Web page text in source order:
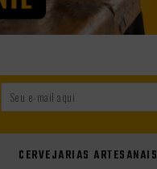
CERVEJARIAS ARTESANAIS